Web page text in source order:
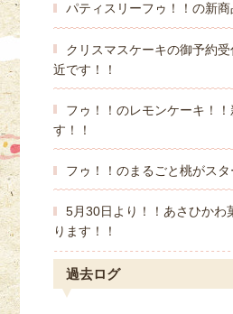
パティスリーフゥ！！の新商
クリスマスケーキの御予約
近です！！
フゥ！！のレモンケーキ！
す！！
フゥ！！のまるごと桃がスタ
5月30日より！！あさひかわ
ります！！
過去ログ